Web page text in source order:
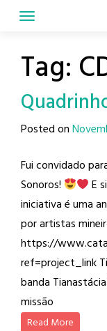
Tag:
Posted on
Fui convidado
Sonoros!
E
iniciativa é uma
por artistas
https://
ref=project_link
banda
missão
Read More